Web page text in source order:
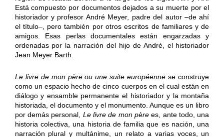
Está compuesto por documentos dejados a su muerte por el
historiador y profesor André Meyer, padre del autor –de ahí
el título–, pero también por otros escritos de familiares y de
amigos. Esas perlas documentales están engarzadas y
ordenadas por la narración del hijo de André, el historiador
Jean Meyer Barth.
Le livre de mon père ou une suite européenne se construye
como un espacio hecho de cinco cuerpos en el cual están en
diálogo y ensamble permanente el historiador y la montaña
historiada, el documento y el monumento. Aunque es un libro
por demás personal, Le livre de mon pèrees, ante todo, una
historia colectiva, una historia de familia que es nación, una
narración plural y multánime, un relato a varias voces, un